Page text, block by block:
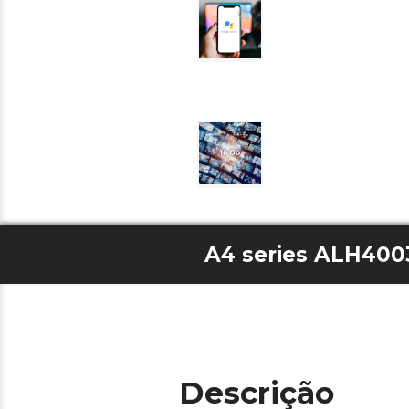
A4 series
Descrição